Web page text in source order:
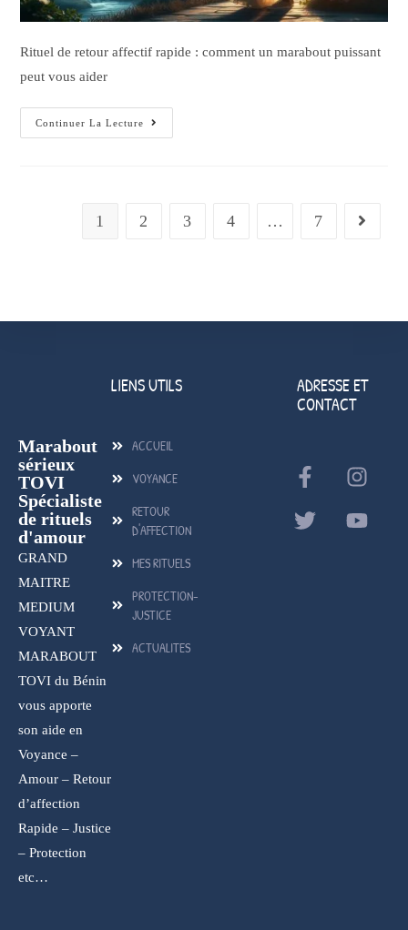
Rituel de retour affectif rapide : comment un marabout puissant
peut vous aider
Continuer La Lecture
1 2 3 4 … 7
Marabout
sérieux
TOVI
Spécialiste
de rituels
d'amour
GRAND
MAITRE
MEDIUM
VOYANT
MARABOUT
TOVI du Bénin
vous apporte
son aide en
Voyance –
Amour – Retour
d’affection
Rapide – Justice
– Protection
etc…
LIENS UTILS
ACCUEIL
VOYANCE
RETOUR
D'AFFECTION
MES RITUELS
PROTECTION-
JUSTICE
ACTUALITES
ADRESSE ET
CONTACT